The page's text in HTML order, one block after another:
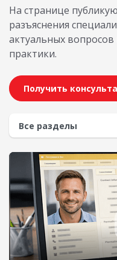
На странице
разъяснения
актуальных
практики.
Получить